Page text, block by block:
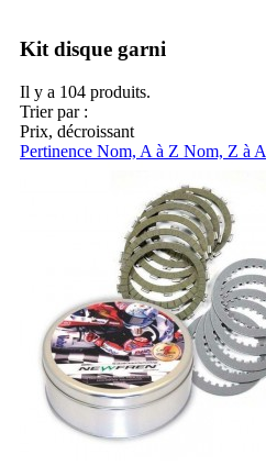
Kit disque garni
Il y a 104 produits.
Trier par :
Prix, décroissant
Pertinence Nom, A à Z Nom, Z à A